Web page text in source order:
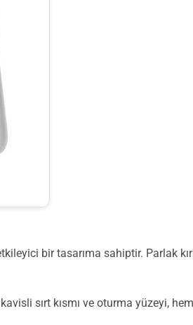
bir tasarıma sahiptir. Parlak
sırt kısmı ve oturma yüzeyi,